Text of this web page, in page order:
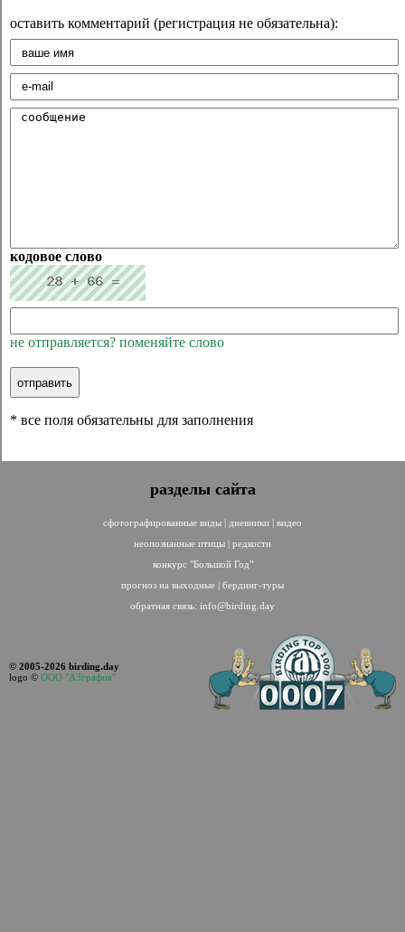
оставить комментарий (регистрация не обязательна):
кодовое слово
не отправляется? поменяйте слово
* все поля обязательны для заполнения
разделы сайта
сфотографированные виды дневники
видео
неопознанные птицы
редкости
конкурс "Большой Год"
прогноз на выходные
бердинг-туры
обратная связь: info@birding.day
© 2005-2026 birding.day
logo © ООО "АЗграфик"